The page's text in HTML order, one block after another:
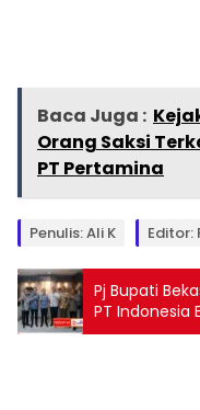
Baca Juga :
Orang Saksi
PT Pertamina
Penulis: Ali K Editor:
Pj Bupati
PT Indonesia